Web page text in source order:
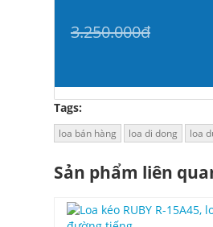
3.250.000đ
Tags:
loa bán hàng loa di dong loa
Sản phẩm liên